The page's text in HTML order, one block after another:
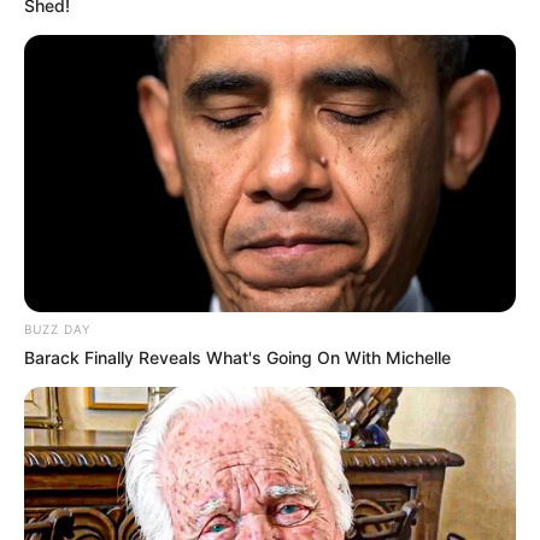
Δείτε αυτή τη δημοσίευση στο Instagram.
Shed!
BUZZ DAY
Barack Finally Reveals What's Going On With Michelle